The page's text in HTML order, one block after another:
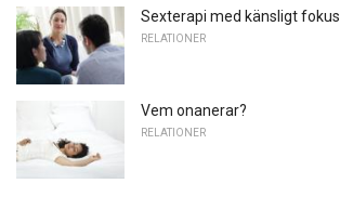
Sexterapi med känsligt fokus
RELATIONER
Vem onanerar?
RELATIONER